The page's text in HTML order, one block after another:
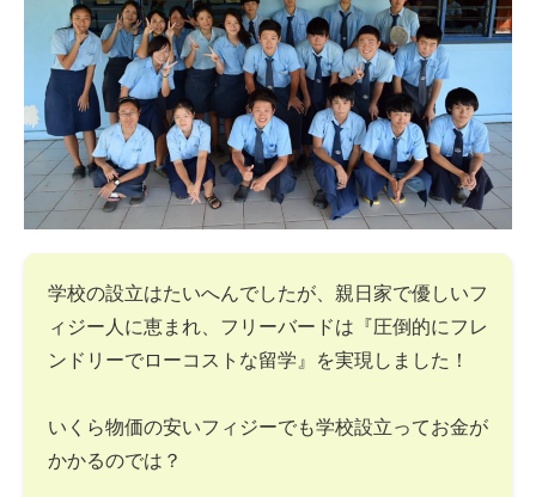
学校の設立はたいへんでしたが、親日家で優しいフ
ィジー人に恵まれ、フリーバードは『圧倒的にフレ
ンドリーでローコストな留学』を実現しました！
いくら物価の安いフィジーでも学校設立ってお金が
かかるのでは？